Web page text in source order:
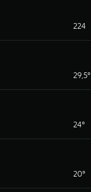
224
29,5°
24°
20°